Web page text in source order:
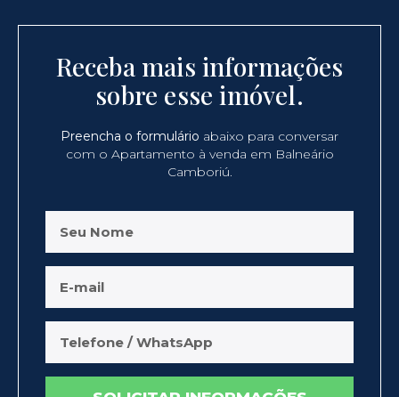
Receba mais informações
sobre esse imóvel.
Preencha o formulário abaixo para conversar
com o Apartamento à venda em Balneário
Camboriú.